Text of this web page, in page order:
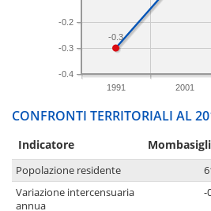
1991 2001
-0.4
-0.3
-0.2
-0.3
CONFRONTI TERRITORIALI AL
Indicatore
Popolazione residente
Variazione intercensuaria
annua
-